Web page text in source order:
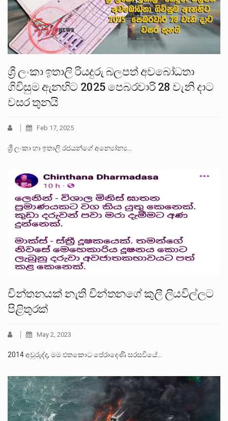
ශ්‍රී ලංකා ඉතාලි රියදුරු බලපත් අවබෝධතා
ගිවිසුම ඇනහිට 2025 පෙබරවාරි 28 වැනි දාට
වසර තුනයි
Feb 17, 2025
ශ්‍රී ලංකා හා ඉතාලි රජයන්ගේ අන්‍යෝන්‍ය…
චින්තනයක් නැති චින්තනගේ කුලී ලියවිල්ලට
පිළිතුරක්
May 2, 2023
2014 අවුරුද්ද, මම එතකොට පේරාදෙණි සරසවියේ…